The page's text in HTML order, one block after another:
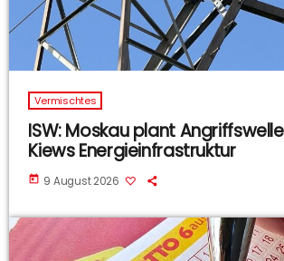
Vermischtes
ISW: Moskau plant
Kiews Energieinfrastruktur
today 9 August 2026